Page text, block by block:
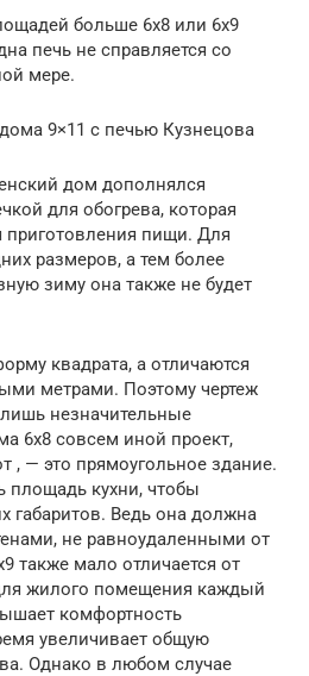
больше 6х8 или 6х9
печь не справляется со
мере.
9×11 с печью Кузнецова
дом дополнялся
для обогрева, которая
приготовления пищи. Для
размеров, а тем более
зиму она также не будет
квадрата, а отличаются
метрами. Поэтому чертеж
незначительные
6х8 совсем иной проект,
, — это прямоугольное здание.
площадь кухни, чтобы
габаритов. Ведь она должна
не равноудаленными от
также мало отличается от
жилого помещения каждый
комфортность
увеличивает общую
Однако в любом случае